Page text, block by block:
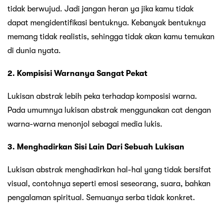
tidak berwujud. Jadi jangan heran ya jika kamu tidak
dapat mengidentifikasi bentuknya. Kebanyak bentuknya
memang tidak realistis, sehingga tidak akan kamu temukan
di dunia nyata.
2. Kompisisi Warnanya Sangat Pekat
Lukisan abstrak lebih peka terhadap komposisi warna.
Pada umumnya lukisan abstrak menggunakan cat dengan
warna-warna menonjol sebagai media lukis.
3. Menghadirkan Sisi Lain Dari Sebuah Lukisan
Lukisan abstrak menghadirkan hal-hal yang tidak bersifat
visual, contohnya seperti emosi seseorang, suara, bahkan
pengalaman spiritual. Semuanya serba tidak konkret.